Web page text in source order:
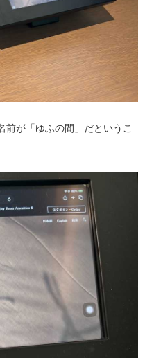
前が「ゆふの間」だというこ